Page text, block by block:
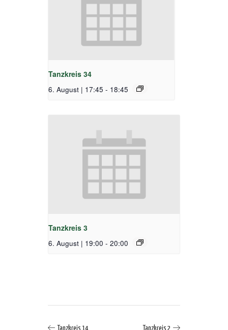
Tanzkreis 34
6. August | 17:45 - 18:45
Tanzkreis 3
6. August | 19:00 - 20:00
Tanzkreis 14 Tanzkreis 2